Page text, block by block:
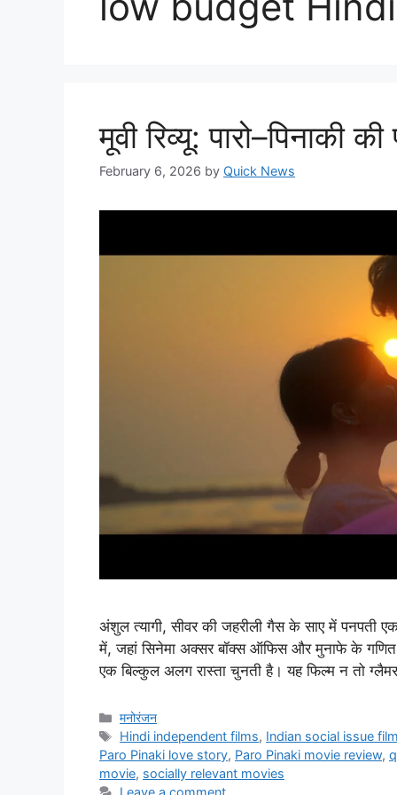
मूवी रिव्यू: पारो–पिनाकी
February 6, 2026 by Quick News
अंशुल त्यागी, सीवर की जहरीली गैस के साए में पनपती
में, जहां सिनेमा अक्सर बॉक्स ऑफिस और मुनाफे के गणित
एक बिल्कुल अलग रास्ता चुनती है। यह फिल्म न तो
मनोरंजन
Hindi independent films, Indian social issue
Paro Pinaki love story, Paro Pinaki movie review,
movie, socially relevant movies